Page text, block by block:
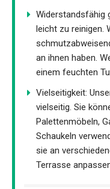
Widerstandsfähig
leicht zu reinigen.
an ihnen haben.
einem feuchten
Vielseitigkeit:
vielseitig. Sie
Palettenmöbeln,
Schaukeln
sie an
Terrasse